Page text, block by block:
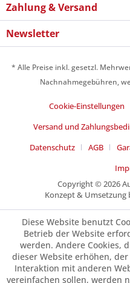
Zahlung & Versand
Newsletter
* Alle Preise inkl. gesetzl.
Nachnahmegebühren,
Cookie-Einstellungen
Versand und
Datenschutz
AGB
Copyright © 2026
Konzept & Umsetzung
Diese Website benutzt
Betrieb der Website
werden. Andere Cookies,
dieser Website erhöhen,
Interaktion mit anderen
vereinfachen sollen, werden